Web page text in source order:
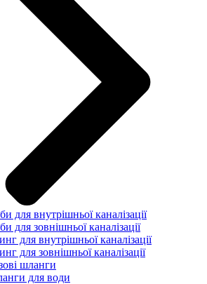
для внутрішньої каналізації
для зовнішньої каналізації
для внутрішньої каналізації
для зовнішньої каналізації
шланги
для води